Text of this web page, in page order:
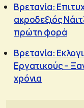
Βρετανία:
ακροδεξιός
πρώτη φορά
Βρετανία:
Εργατικούς –
χρόνια